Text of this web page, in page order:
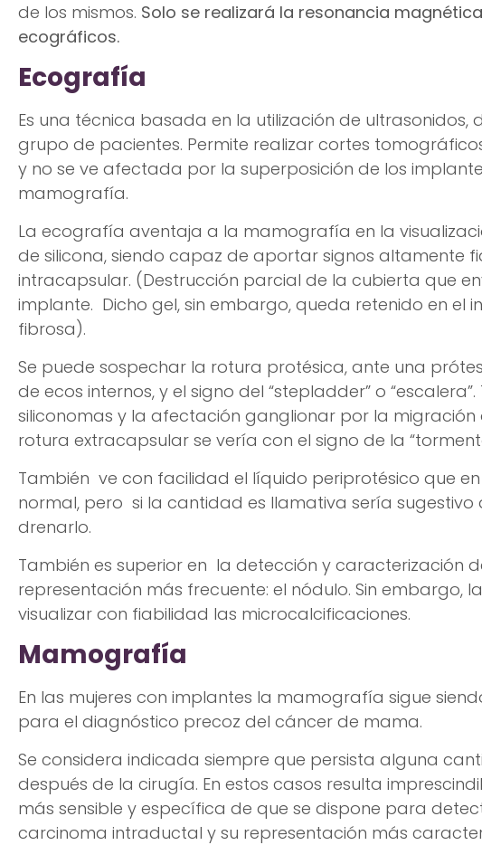
de los mismos. Solo se realizará la resonancia
ecográficos.
Ecografía
Es una técnica basada en la utilización de ultrasonidos,
grupo de pacientes. Permite realizar cortes
y no se ve afectada por la superposición de los
mamografía.
La ecografía aventaja a la mamografía en la
de silicona, siendo capaz de aportar signos altamente
intracapsular. (Destrucción parcial de la cubierta que
implante. Dicho gel, sin embargo, queda retenido en el
fibrosa).
Se puede sospechar la rotura protésica, ante una
de ecos internos, y el signo del “stepladder” o
siliconomas y la afectación ganglionar por la migración
rotura extracapsular se vería con el signo de la
También ve con facilidad el líquido periprotésico que
normal, pero si la cantidad es llamativa sería
drenarlo.
También es superior en la detección y caracterización
representación más frecuente: el nódulo. Sin embargo,
visualizar con fiabilidad las microcalcificaciones.
Mamografía
En las mujeres con implantes la mamografía sigue
para el diagnóstico precoz del cáncer de mama.
Se considera indicada siempre que persista alguna
después de la cirugía. En estos casos resulta
más sensible y específica de que se dispone para
carcinoma intraductal y su representación más